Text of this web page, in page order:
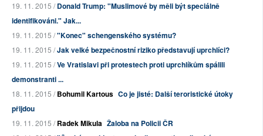
19. 11. 2015 /Donald Trump: "Muslimové by měli být speciálně
identifikováni." Jak...
19. 11. 2015 /"Konec" schengenského systému?
19. 11. 2015 /Jak velké bezpečnostní riziko představují uprchlíci?
19. 11. 2015 /Ve Vratislavi při protestech proti uprchlíkům spálili
demonstranti ...
18. 11. 2015 /Bohumil Kartous Co je jisté: Další teroristické útoky
přijdou
19. 11. 2015 /Radek Mikula Žaloba na Policii ČR